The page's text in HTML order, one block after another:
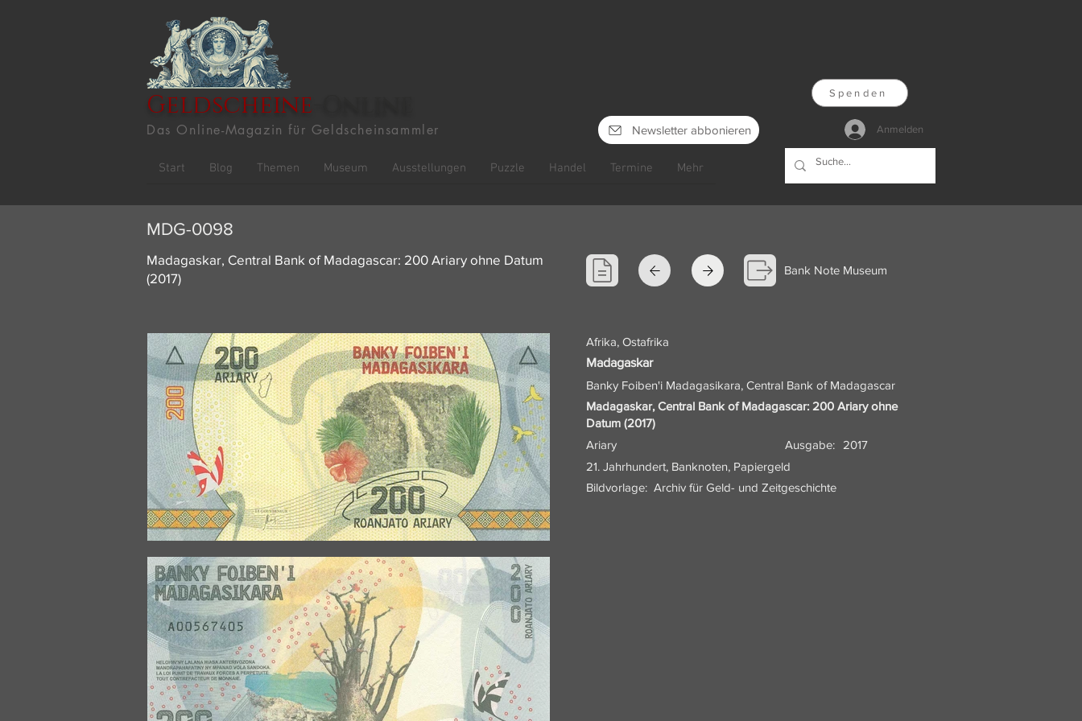
Geldscheine
Das Online-Magazin für Geldscheinsammler Newsletter abbonieren
Start Blog Themen Museum Ausstellungen Puzzle Handel Termine Mehr
Spenden
Anmelden
MDG-0098
Madagaskar, Central Bank of Madagascar: 200 Ariary ohne Datum
(2017)
Bank Note Museum
Afrika, Ostafrika
Madagaskar
Banky Foiben'i Madagasikara, Central Bank of Madagascar
Madagaskar, Central Bank of Madagascar: 200 Ariary ohne
Datum (2017)
Ariary
Ausgabe:
2017
21. Jahrhundert, Banknoten, Papiergeld
Bildvorlage: Archiv für Geld- und Zeitgeschichte